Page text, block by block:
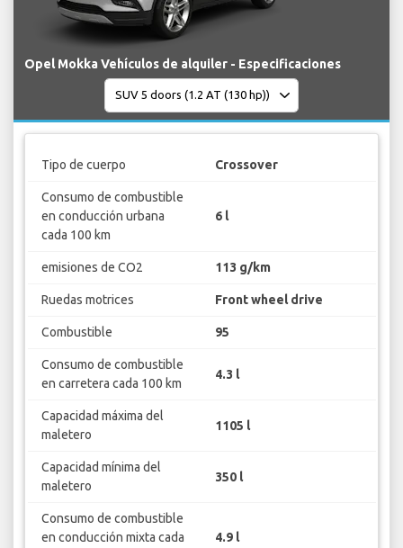
Opel Mokka Vehículos de alquiler - Especificaciones
Tipo de cuerpo Crossover
Consumo de combustible
en conducción urbana
cada 100 km
6 l
emisiones de CO2 113 g/km
Ruedas motrices Front wheel drive
Combustible 95
Consumo de combustible
en carretera cada 100 km
4.3 l
Capacidad máxima del
maletero
1105 l
Capacidad mínima del
maletero
350 l
Consumo de combustible
en conducción mixta cada
4.9 l